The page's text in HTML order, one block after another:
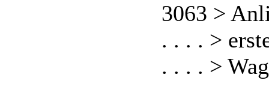
3063 >
. . . . >
. . . . >